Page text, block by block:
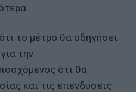
το μέτρο θα οδηγήσει
την
ότι θα
και τις επενδύσεις